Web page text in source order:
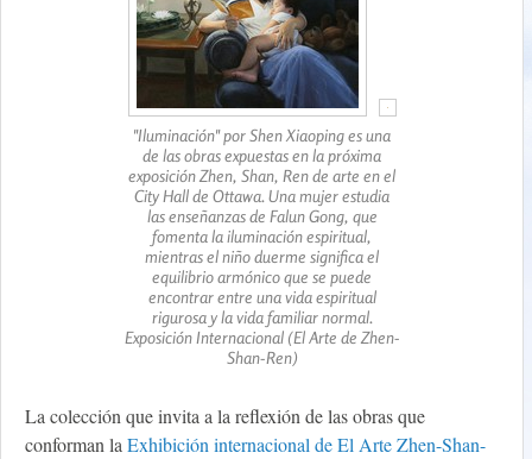
"Iluminación" por Shen Xiaoping es una
de las obras expuestas en la próxima
exposición Zhen, Shan, Ren de arte en el
City Hall de Ottawa. Una mujer estudia
las enseñanzas de Falun Gong, que
fomenta la iluminación espiritual,
mientras el niño duerme significa el
equilibrio armónico que se puede
encontrar entre una vida espiritual
rigurosa y la vida familiar normal.
Exposición Internacional (El Arte de Zhen-
Shan-Ren)
La colección que invita a la reflexión de las obras que
conforman laExhibición internacional de El Arte Zhen-Shan-